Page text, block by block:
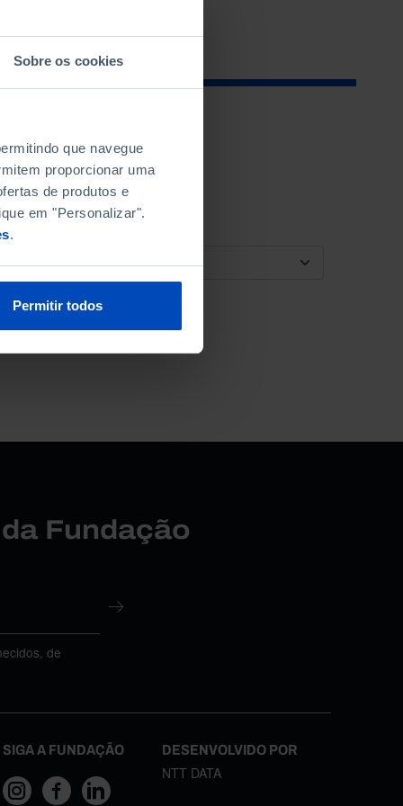
Sobre os cookies
que navegue
proporcionar uma
de produtos e
em "Personalizar".
.
Permitir todos
ORDENAR POR
Fundação
de
SIGA A FUNDAÇÃO DESENVOLVIDO POR
NTT DATA